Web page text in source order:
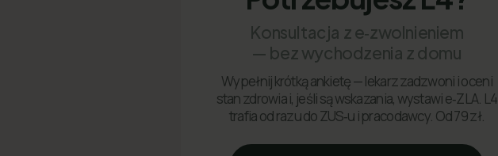
Konsultacja z e‑zwolnieniem
— bez wychodzenia z domu
Wypełnij krótką ankietę — lekarz zadzwoni i oceni
stan zdrowia i, jeśli są wskazania, wystawi e‑ZLA. L4
trafia od razu do ZUS‑u i pracodawcy. Od 79 zł.